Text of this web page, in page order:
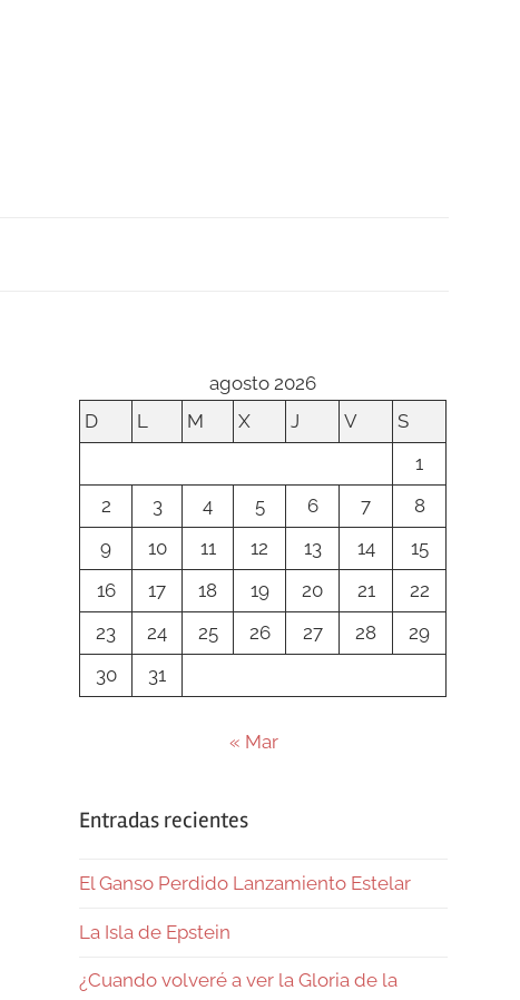
agosto 2026
D
L M X J V
S
1
2
3 4 5 6 7
8
9
10 11 12 13 14
15
16
17 18 19 20 21
22
23
24 25 26 27 28
29
30
31
« Mar
Entradas recientes
El Ganso Perdido Lanzamiento Estelar
La Isla de Epstein
¿Cuando volveré a ver la Gloria de la